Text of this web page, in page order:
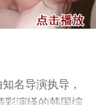
名导演执导，
彩演绎的韩国综